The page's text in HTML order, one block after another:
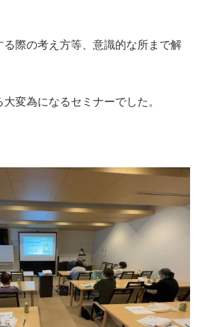
る際の考え方等、意識的な所まで解
変為になるセミナーでした。